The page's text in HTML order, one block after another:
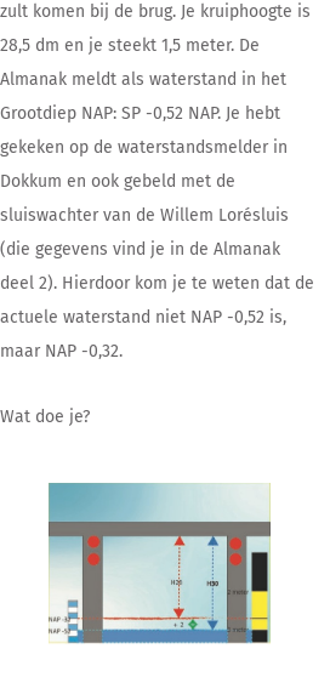
zult komen bij de brug. Je kruiphoogte is
28,5 dm en je steekt 1,5 meter. De
Almanak meldt als waterstand in het
Grootdiep NAP: SP -0,52 NAP. Je hebt
gekeken op de waterstandsmelder in
Dokkum en ook gebeld met de
sluiswachter van de Willem Lorésluis
(die gegevens vind je in de Almanak
deel 2). Hierdoor kom je te weten dat de
actuele waterstand niet NAP -0,52 is,
maar NAP -0,32.
Wat doe je?